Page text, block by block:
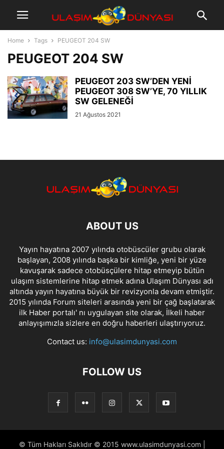
Home Tags PEUGEOT 204 SW
PEUGEOT 204 SW
PEUGEOT 203 SW’DEN YENİ
PEUGEOT 308 SW’YE, 70 YILLIK
SW GELENEĞİ
21 Ağustos 2021
ABOUT US
Yayın hayatına 2007 yılında otobüscüler grubu olarak
başlayan, 2008 yılında başka bir kimliğe, yeni bir yüze
kavuşarak sadece otobüsçülere hitap etmeyip bütün
ulaşım sistemlerine hitap etmek adına Ulaşım Dünyası adı
altında yayın hayatına büyük bir revizyonla devam etmiştir.
2015 yılında Forum siteleri arasında yeni bir çağ başlatarak
ilk Haber portalı' nı uygulayan site olarak, İlkeli haber
anlayışımızla sizlere en doğru haberleri ulaştırıyoruz.
Contact us: info@ulasimdunyasi.com
FOLLOW US
© Tüm Hakları Saklıdır © 2015 www.ulasimdunyasi.com |